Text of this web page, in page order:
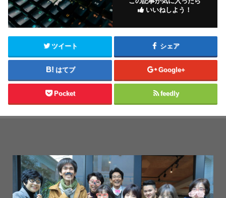
いいねしよう！
ツイート シェア
はてブ Google+
Pocket feedly